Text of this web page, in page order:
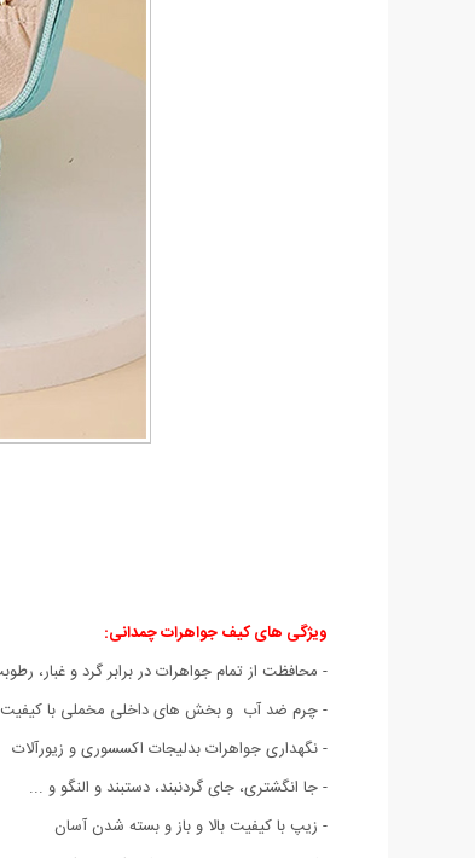
ویژگی های کیف جواهرات چمدانی:
- محافظت از تمام جواهرات در برابر گرد و
- چرم ضد آب و بخش های داخلی مخملی با کیفیت
- نگهداری جواهرات بدلیجات اکسسوری و زیورآلات
- جا انگشتری، جای گردنبند، دستبند و النگو و ...
- زیپ با کیفیت بالا و باز و بسته شدن آسان